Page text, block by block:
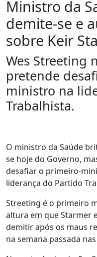
Ministro da
demite-se e
sobre Keir
Wes Streeting
pretende
ministro na
Trabalhista.
O ministro da Saúde
se hoje do Governo,
desafiar o primeiro-
liderança do Partido
Streeting é o primeiro
altura em que Starmer
demitir após os maus
na semana passada